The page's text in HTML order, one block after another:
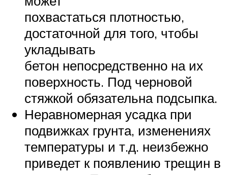
похвастаться плотностью,
достаточной для того, чтобы
укладывать
бетон непосредственно на их
поверхность. Под черновой
стяжкой обязательна подсыпка.
Неравномерная усадка при
подвижках грунта, изменениях
температуры и т.д. неизбежно
приведет к появлению трещин в